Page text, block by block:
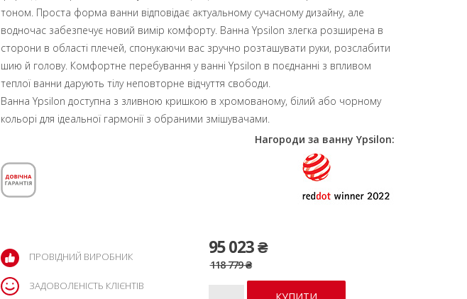
тоном. Проста форма ванни відповідає актуальному сучасному дизайну, але
водночас забезпечує новий вимір комфорту. Ванна Ypsilon злегка розширена в
сторони в області плечей, спонукаючи вас зручно розташувати руки, розслабити
шию й голову. Комфортне перебування у ванні Ypsilon в поєднанні з впливом
теплої ванни дарують тілу неповторне відчуття свободи.
Ванна Ypsilon доступна з зливною кришкою в хромованому, білий або чорному
кольорі для ідеальної гармонії з обраними змішувачами.
Нагороди за ванну Ypsilon:
95 023 ₴
118 779 ₴
ПРОВІДНИЙ ВИРОБНИК
ЗАДОВОЛЕНІСТЬ КЛІЄНТІВ